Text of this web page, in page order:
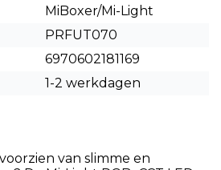
MiBoxer/Mi-Light
PRFUT070
6970602181169
1-2 werkdagen
van slimme en